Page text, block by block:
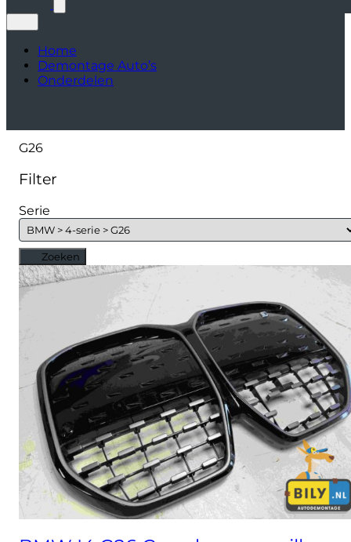
Home
Demontage Auto’s
Onderdelen
G26
Filter
Serie
Zoeken